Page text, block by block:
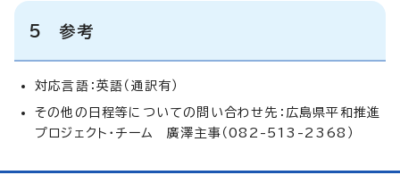
5 参考
対応言語：英語（通訳有）
その他の日程等についての問い合わせ先：広島県平和推進
プロジェクト・チーム 廣澤主事（082-513-2368）